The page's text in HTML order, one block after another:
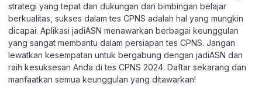
strategi yang tepat dan dukungan dari bimbingan belajar
berkualitas, sukses dalam tes CPNS adalah hal yang mungkin
dicapai. Aplikasi jadiASN menawarkan berbagai keunggulan
yang sangat membantu dalam persiapan tes CPNS. Jangan
lewatkan kesempatan untuk bergabung dengan jadiASN dan
raih kesuksesan Anda di tes CPNS 2024. Daftar sekarang dan
manfaatkan semua keunggulan yang ditawarkan!